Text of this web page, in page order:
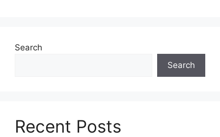
Search
Search
Recent Posts